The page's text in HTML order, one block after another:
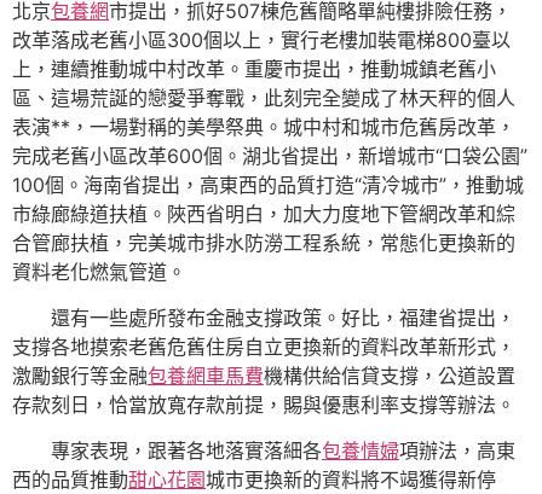
北京包養網市提出，抓好507棟危舊簡略單純樓排險任務，
改革落成老舊小區300個以上，實行老樓加裝電梯800臺以
上，連續推動城中村改革。重慶市提出，推動城鎮老舊小
區、這場荒誕的戀愛爭奪戰，此刻完全變成了林天秤的個人
表演**，一場對稱的美學祭典。城中村和城市危舊房改革，
完成老舊小區改革600個。湖北省提出，新增城市“口袋公園”
100個。海南省提出，高東西的品質打造“清冷城市”，推動城
市綠廊綠道扶植。陜西省明白，加大力度地下管網改革和綜
合管廊扶植，完美城市排水防澇工程系統，常態化更換新的
資料老化燃氣管道。
還有一些處所發布金融支撐政策。好比，福建省提出，
支撐各地摸索老舊危舊住房自立更換新的資料改革新形式，
激勵銀行等金融包養網車馬費機構供給信貸支撐，公道設置
存款刻日，恰當放寬存款前提，賜與優惠利率支撐等辦法。
專家表現，跟著各地落實落細各包養情婦項辦法，高東
西的品質推動甜心花園城市更換新的資料將不竭獲得新停